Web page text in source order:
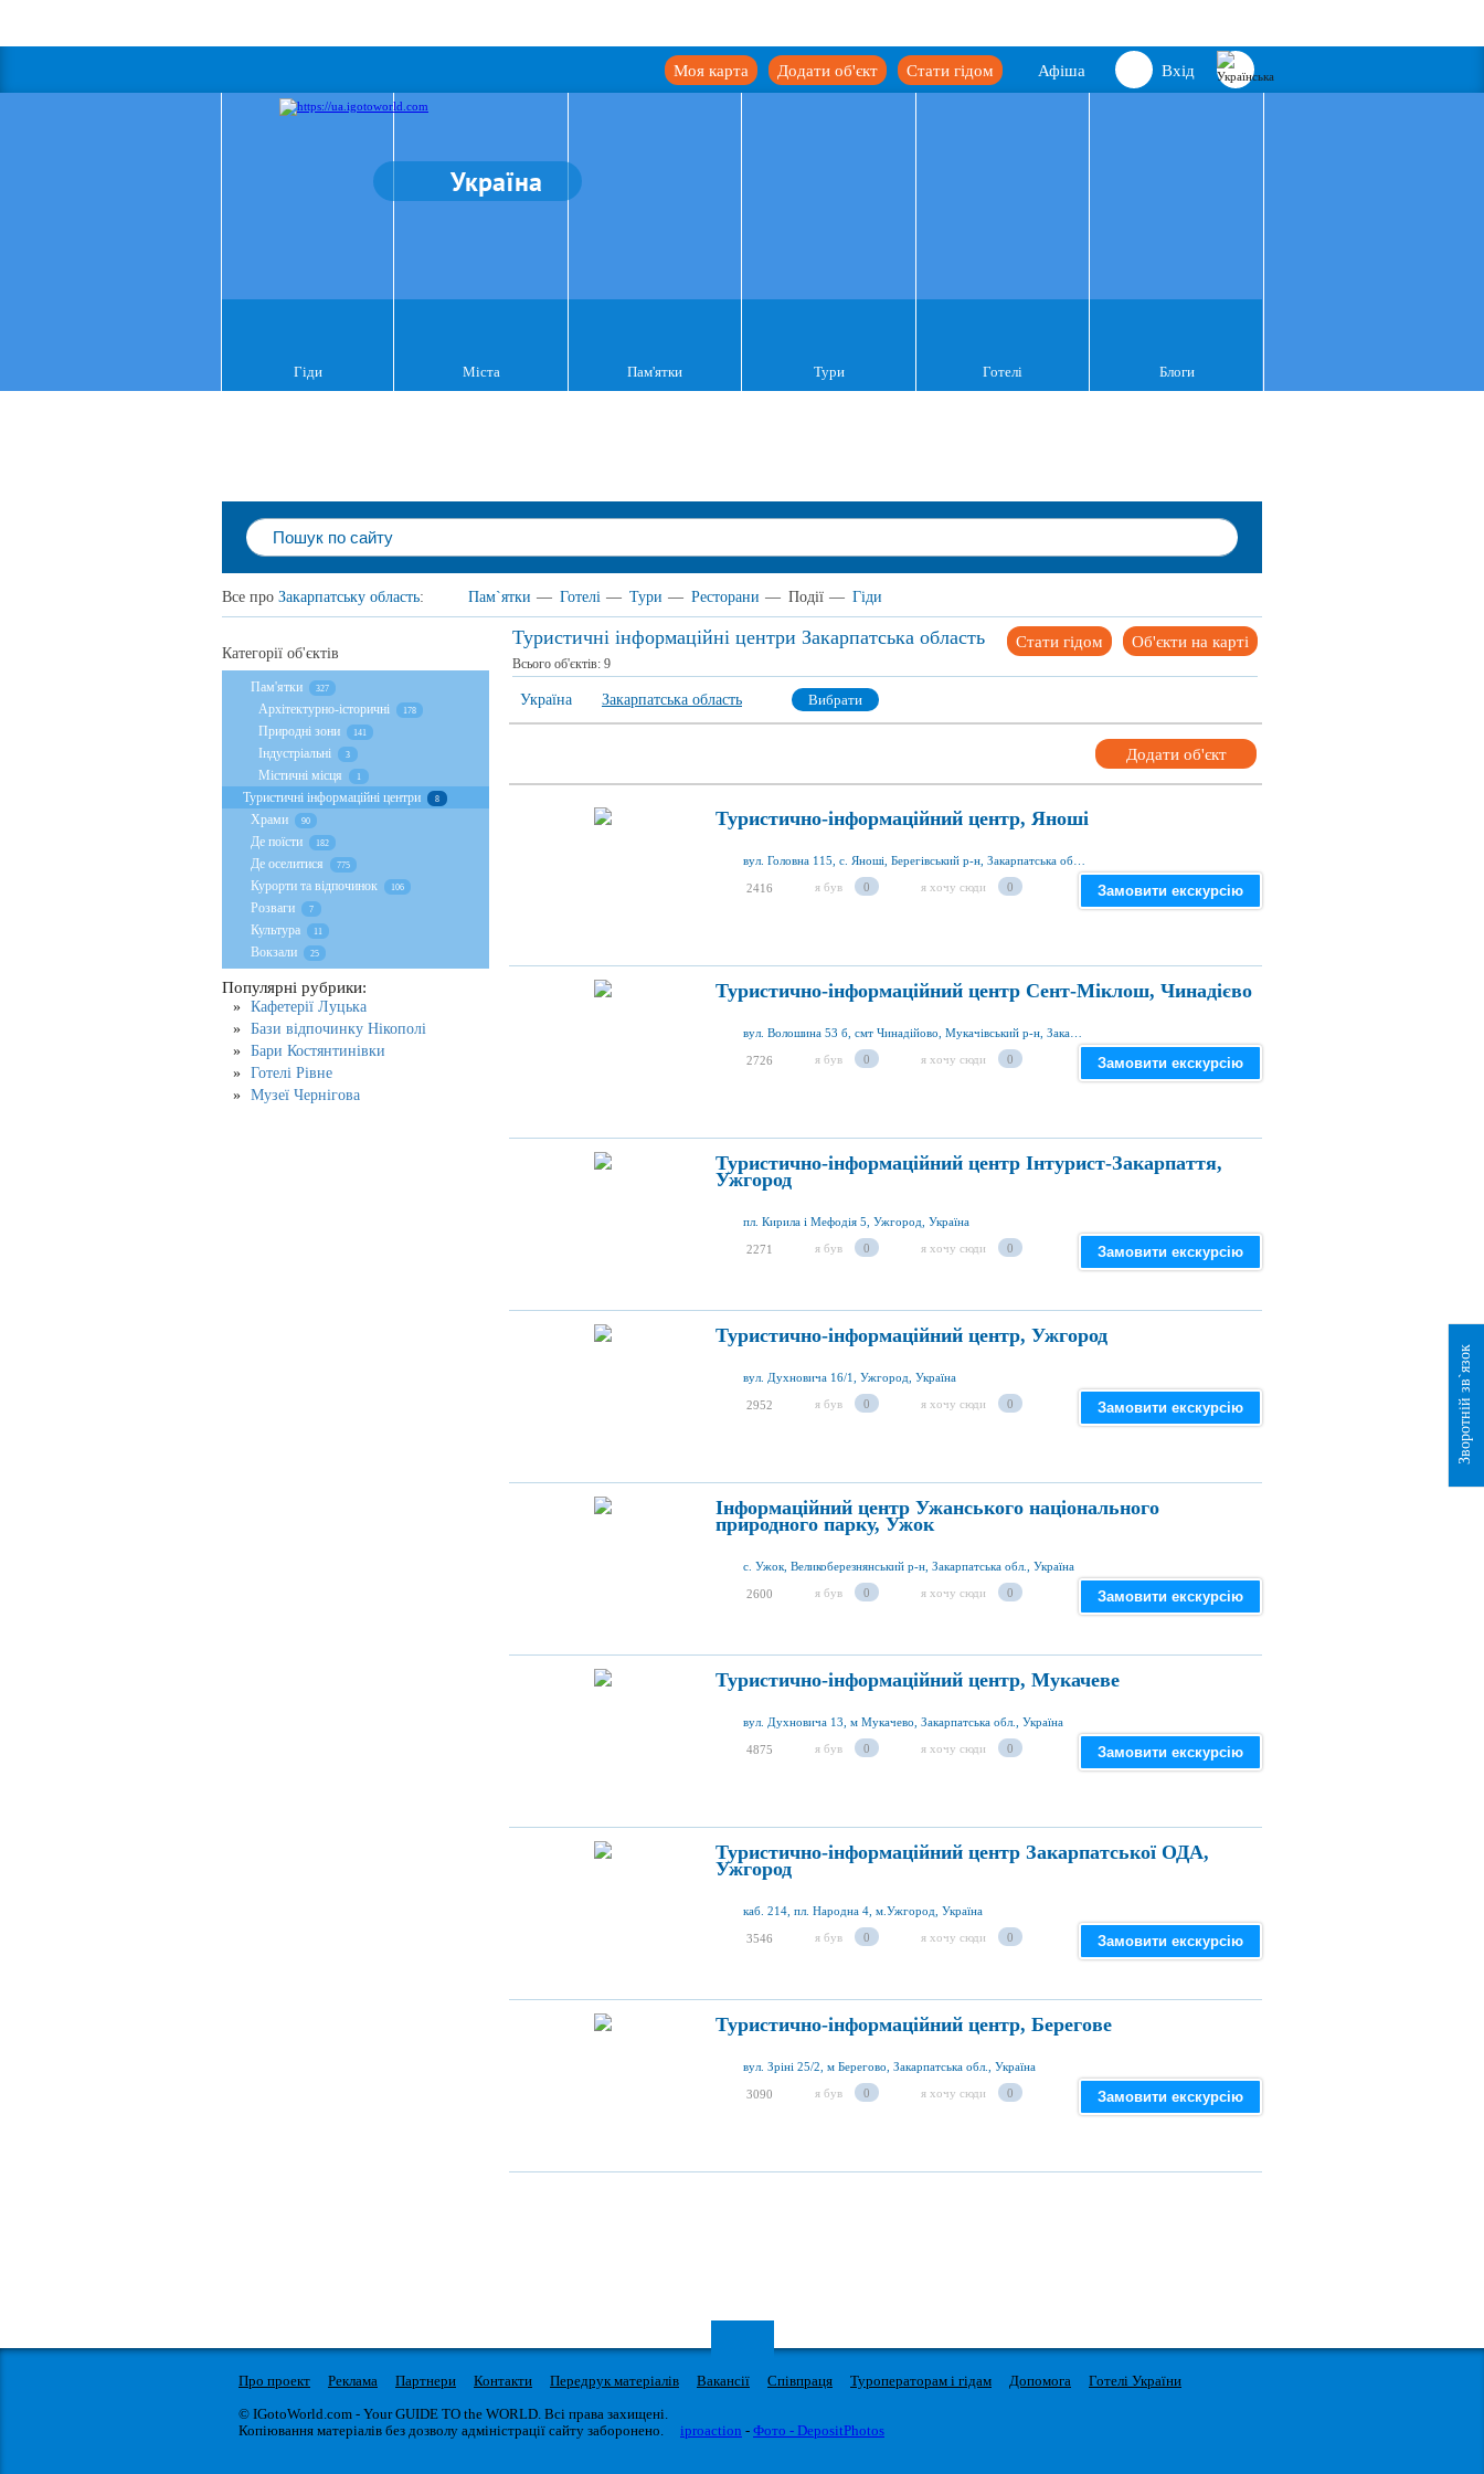
Вхід
Афіша
Стати гідом
Додати об'єкт
Моя карта
Україна
Гіди Міста Пам'ятки Тури Готелі Блоги
Все про Закарпатську область: Пам`ятки — Готелі — Тури — Ресторани — Події — Гіди
Туристичні інформаційні центри Закарпатська область Об'єкти на карті
Стати гідом
Всього об'єктів: 9
Україна Закарпатська область Вибрати
Додати об'єкт
Туристично-інформаційний центр, Яноші
2416 я був 0 я хочу сюди 0 Замовити екскурсію
Туристично-інформаційний центр Сент-Міклош, Чинадієво
2726 я був 0 я хочу сюди 0 Замовити екскурсію
Туристично-інформаційний центр Інтурист-Закарпаття,
Ужгород
пл. Кирила і Мефодія 5, Ужгород, Україна
2271 я був 0 я хочу сюди 0 Замовити екскурсію
Туристично-інформаційний центр, Ужгород
вул. Духновича 16/1, Ужгород, Україна
2952 я був 0 я хочу сюди 0 Замовити екскурсію
Інформаційний центр Ужанського національного
природного парку, Ужок
с. Ужок, Великоберезнянський р-н, Закарпатська обл., Україна
2600 я був 0 я хочу сюди 0 Замовити екскурсію
Туристично-інформаційний центр, Мукачеве
вул. Духновича 13, м Мукачево, Закарпатська обл., Україна
4875 я був 0 я хочу сюди 0 Замовити екскурсію
Туристично-інформаційний центр Закарпатської ОДА,
Ужгород
каб. 214, пл. Народна 4, м.Ужгород, Україна
3546 я був 0 я хочу сюди 0 Замовити екскурсію
Туристично-інформаційний центр, Берегове
вул. Зріні 25/2, м Берегово, Закарпатська обл., Україна
3090 я був 0 я хочу сюди 0 Замовити екскурсію
Категорії об'єктів
Пам'ятки 327
Архітектурно-історичні 178
Природні зони 141
Індустріальні 3
Містичні місця 1
Туристичні інформаційні центри 8
Храми 90
Де поїсти 182
Де оселитися 775
Курорти та відпочинок 106
Розваги 7
Культура 11
Вокзали 25
Популярні рубрики:
Кафетерії Луцька
Бази відпочинку Нікополі
Бари Костянтинівки
Готелі Рівне
Музеї Чернігова
Про проект Реклама Партнери Контакти Передрук матеріалів Вакансії Співпраця Туроператорам і гідам Допомога
Готелі України
© IGotoWorld.com - Your GUIDE TO the WORLD. Всі права захищені.
Копіювання матеріалів без дозволу адміністрації сайту заборонено.
iproaction - Фото - DepositPhotos
Зворотній зв`язок